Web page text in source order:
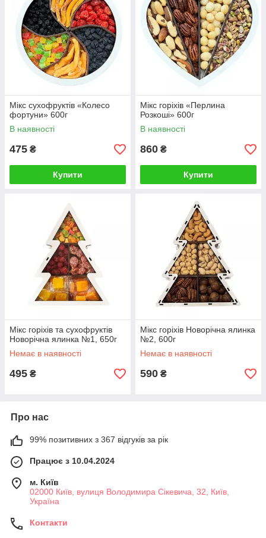
Мікс сухофруктів «Колесо
фортуни» 600г
В наявності
475 ₴
Купити
Мікс горіхів «Перлина
Розкоші» 600г
В наявності
860 ₴
Купити
Мікс горіхів та сухофруктів
Новорічна ялинка №1, 650г
Немає в наявності
495 ₴
Мікс горіхів Новорічна ялинка
№2, 600г
Немає в наявності
590 ₴
Про нас
99% позитивних з 367 відгуків за рік
Працює з 10.04.2024
м. Київ
02000 Київ, вулиця Володимира Сікевича, 32, Київ,
Україна
Контакти